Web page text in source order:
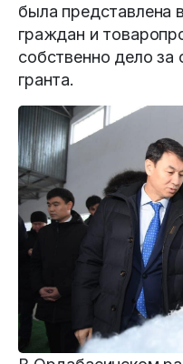
была представлена
граждан и
собственно дело за
гранта.